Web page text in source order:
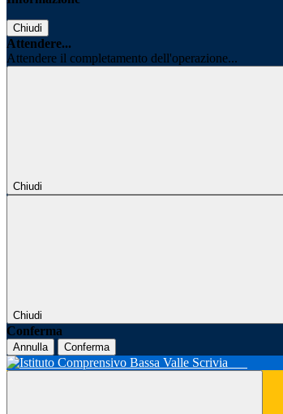
Chiudi
Attendere...
Attendere il completamento dell'operazione...
Chiudi
Chiudi
Conferma
Annulla Conferma